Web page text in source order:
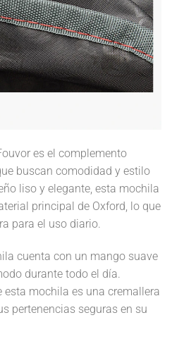
es el complemento
buscan comodidad y estilo
liso y elegante, esta mochila
principal de Oxford, lo que
para el uso diario.
cuenta con un mango suave
durante todo el día.
esta mochila es una cremallera
pertenencias seguras en su